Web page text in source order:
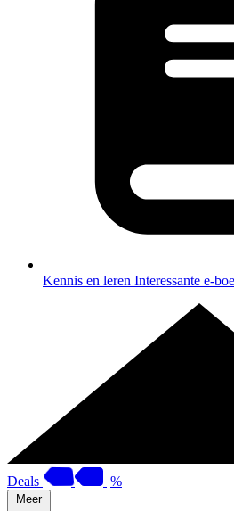
Kennis en leren Interessante e-
Deals %
Meer